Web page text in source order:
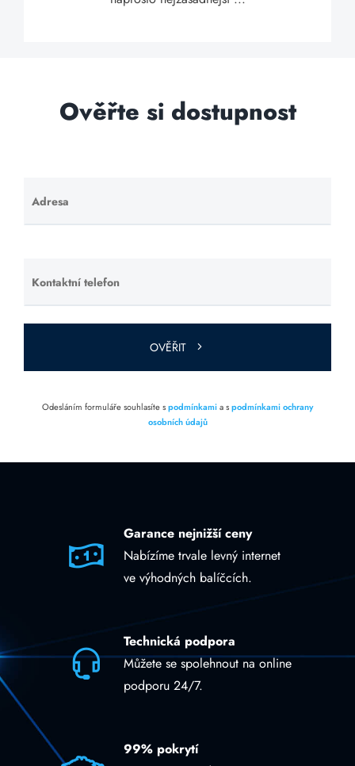
Ověřte si dostupnost
Adresa
Ponechte
toto pole
Kontaktní telefon
Ponechte
toto pole
prázdné.
OVĚŘIT
Odesláním formuláře souhlasíte spodmínkamia spodmínkami ochrany
osobních údajů
Garance nejnižší ceny
Nabízíme trvale levný internet
ve výhodných balíčcích.
Technická podpora
Můžete se spolehnout na online
podporu 24/7.
99% pokrytí